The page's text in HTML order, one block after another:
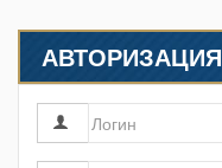
АВТОРИЗАЦИЯ